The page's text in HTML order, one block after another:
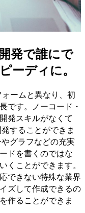
発で誰にで
ーディに。
ームと異なり、初
です。ノーコード・
発スキルがなくて
することができま
グラフなどの充実
ドを書くのではな
くことができます。
できない特殊な業界
ズして作成できるの
作ることができま